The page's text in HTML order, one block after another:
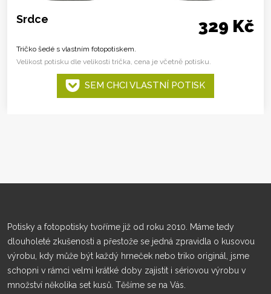
Srdce 329 Kč
Tričko šedé s vlastním fotopotiskem.
Velikost potisku dle velikosti trička, cena je včetně potisku.
SEM CHCI VLASTNÍ POTISK
Potisky a fotopotisky tvoříme již od roku 2010. Máme tedy
dlouholeté zkušenosti a přestože se jedná zpravidla o kusovou
výrobu, kdy může být každý hrneček nebo triko originál, jsme
schopni v rámci velmi krátké doby zajistit i sériovou výrobu v
množství několika set kusů. Těšíme se na Vás.